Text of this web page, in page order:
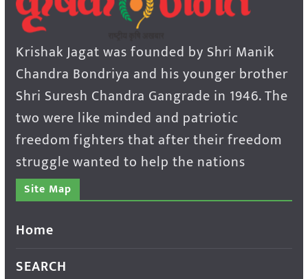
Krishak Jagat was founded by Shri Manik
Chandra Bondriya and his younger brother
Shri Suresh Chandra Gangrade in 1946. The
two were like minded and patriotic
freedom fighters that after their freedom
struggle wanted to help the nations
Site Map
Home
SEARCH